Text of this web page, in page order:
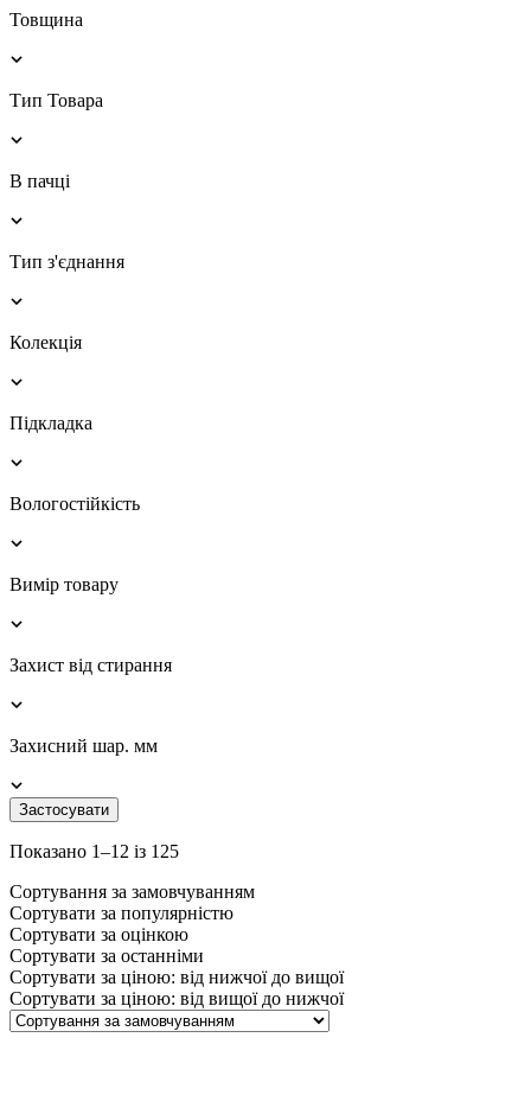
Товщина
Тип Товара
В пачці
Тип з'єднання
Колекція
Підкладка
Вологостійкість
Вимір товару
Захист від стирання
Захисний шар. мм
Застосувати
Показано 1–12 із 125
Сортування за замовчуванням
Сортувати за популярністю
Сортувати за оцінкою
Сортувати за останніми
Сортувати за ціною: від нижчої до вищої
Сортувати за ціною: від вищої до нижчої